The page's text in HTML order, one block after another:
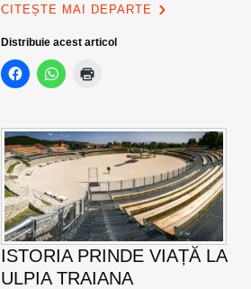
CITEȘTE MAI DEPARTE
Distribuie acest articol
ISTORIA PRINDE VIAȚĂ LA
ULPIA TRAIANA